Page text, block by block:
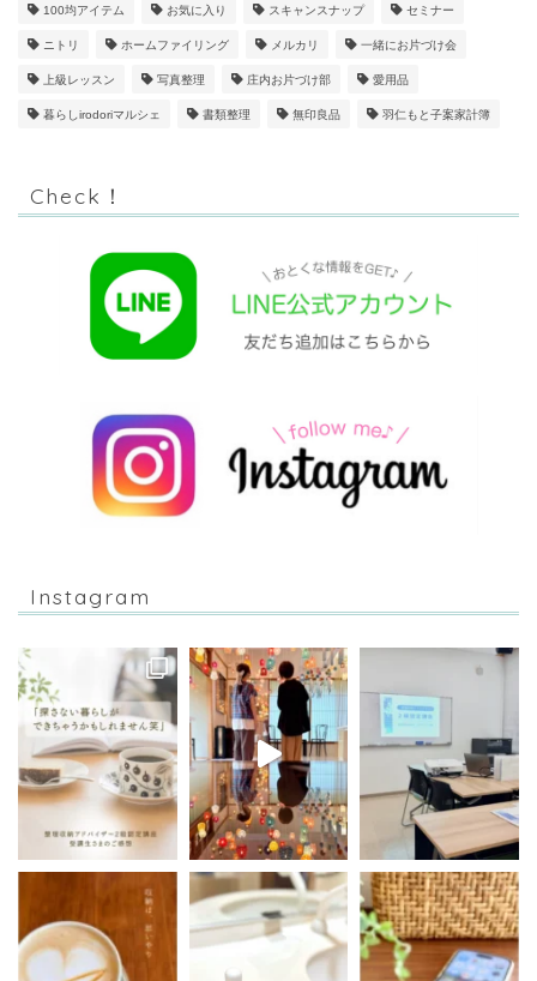
100均アイテム お気に入り スキャンスナップ セミナー
ニトリ ホームファイリング メルカリ 一緒にお片づけ会
上級レッスン 写真整理 庄内お片づけ部 愛用品
暮らしirodoriマルシェ 書類整理 無印良品 羽仁もと子案家計簿
Check！
Instagram